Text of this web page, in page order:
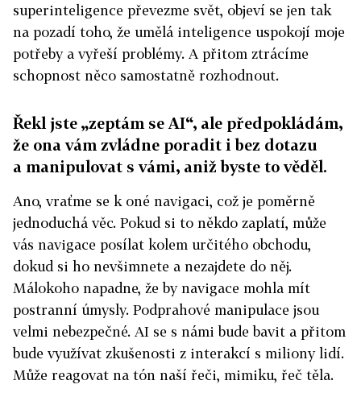
superinteligence převezme svět, objeví se jen tak
na pozadí toho, že umělá inteligence uspokojí moje
potřeby a vyřeší problémy. A přitom ztrácíme
schopnost něco samostatně rozhodnout.
Řekl jste „zeptám se AI“, ale předpokládám,
že ona vám zvládne poradit i bez dotazu
a manipulovat s vámi, aniž byste to věděl.
Ano, vraťme se k oné navigaci, což je poměrně
jednoduchá věc. Pokud si to někdo zaplatí, může
vás navigace posílat kolem určitého obchodu,
dokud si ho nevšimnete a nezajdete do něj.
Málokoho napadne, že by navigace mohla mít
postranní úmysly. Podprahové manipulace jsou
velmi nebezpečné. AI se s námi bude bavit a přitom
bude využívat zkušenosti z interakcí s miliony lidí.
Může reagovat na tón naší řeči, mimiku, řeč těla.